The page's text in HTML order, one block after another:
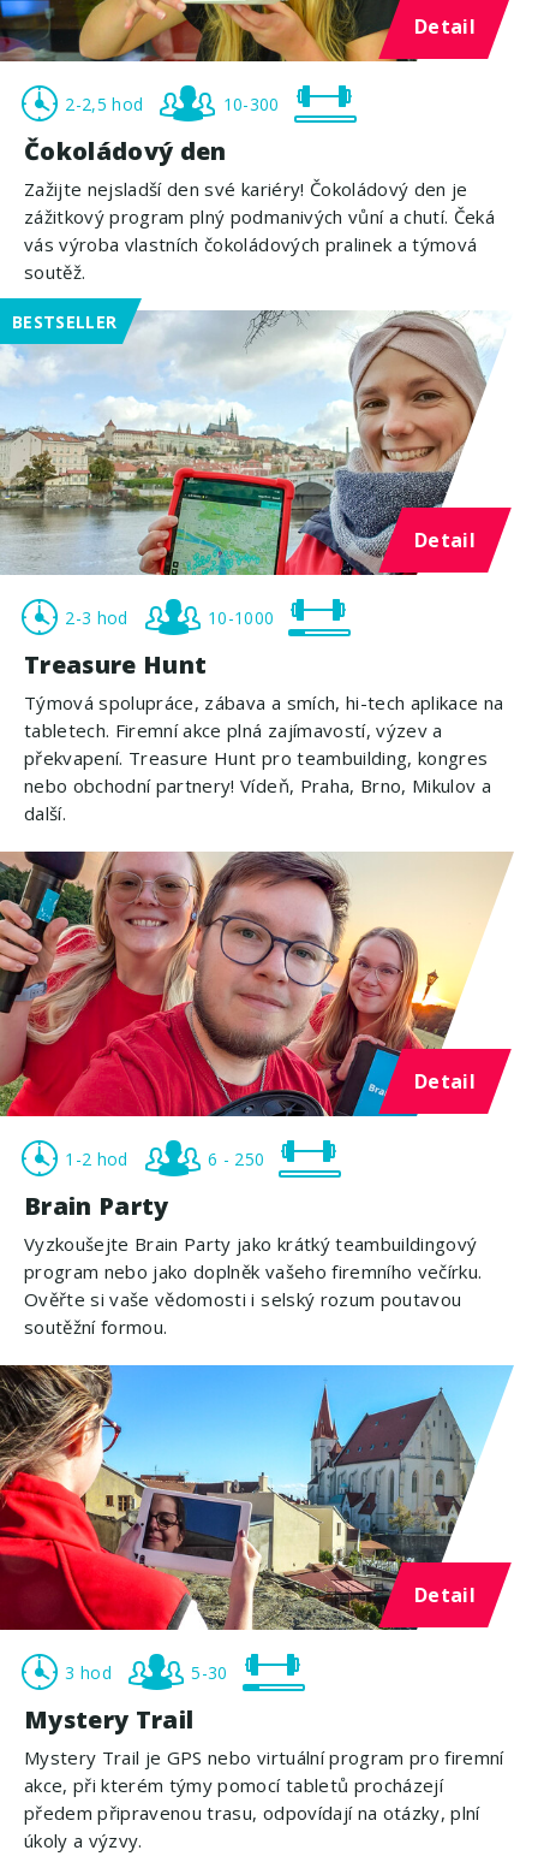
Detail
2-2,5 hod 10-300
Čokoládový den
Zažijte nejsladší den své kariéry! Čokoládový den je
zážitkový program plný podmanivých vůní a chutí. Čeká
vás výroba vlastních čokoládových pralinek a týmová
soutěž.
BESTSELLER
Detail
2-3 hod 10-1000
Treasure Hunt
Týmová spolupráce, zábava a smích, hi-tech aplikace na
tabletech. Firemní akce plná zajímavostí, výzev a
překvapení. Treasure Hunt pro teambuilding, kongres
nebo obchodní partnery! Vídeň, Praha, Brno, Mikulov a
další.
Detail
1-2 hod 6 - 250
Brain Party
Vyzkoušejte Brain Party jako krátký teambuildingový
program nebo jako doplněk vašeho firemního večírku.
Ověřte si vaše vědomosti i selský rozum poutavou
soutěžní formou.
Detail
3 hod 5-30
Mystery Trail
Mystery Trail je GPS nebo virtuální program pro firemní
akce, při kterém týmy pomocí tabletů procházejí
předem připravenou trasu, odpovídají na otázky, plní
úkoly a výzvy.